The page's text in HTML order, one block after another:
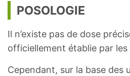
POSOLOGIE
Il n’existe pas de dose
officiellement établie par
Cependant, sur la base des